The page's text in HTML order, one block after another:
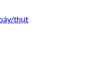
thụt